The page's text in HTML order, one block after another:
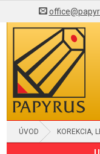
ÚVOD KOREKCIA,